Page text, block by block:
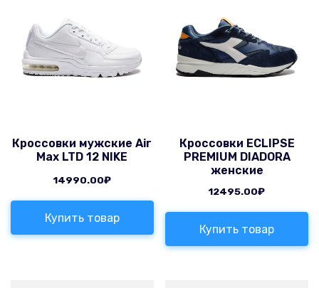
Кроссовки мужские Air
Max LTD 12 NIKE
14990.00₽
Купить товар
Кроссовки ECLIPSE
PREMIUM DIADORA
женские
12495.00₽
Купить товар